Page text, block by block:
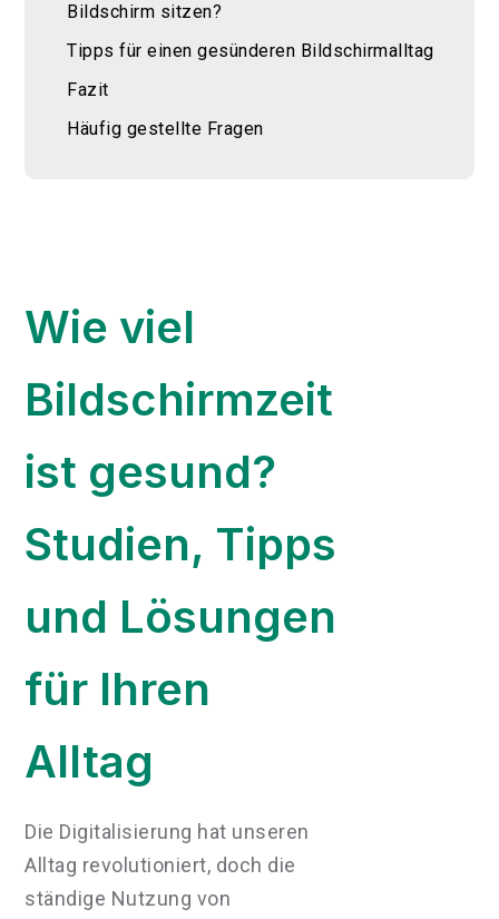
Bildschirm sitzen?
Tipps für einen gesünderen Bildschirmalltag
Fazit
Häufig gestellte Fragen
Wie viel
Bildschirmzeit
ist gesund?
Studien, Tipps
und Lösungen
für Ihren
Alltag
Die Digitalisierung hat unseren
Alltag revolutioniert, doch die
ständige Nutzung von